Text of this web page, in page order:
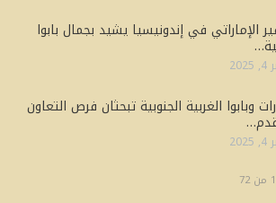
الإماراتي في إندونيسيا يشيد بجمال بابوا
وبابوا الغربية الجنوبية تبحثان فرص التعاون
1 من 72